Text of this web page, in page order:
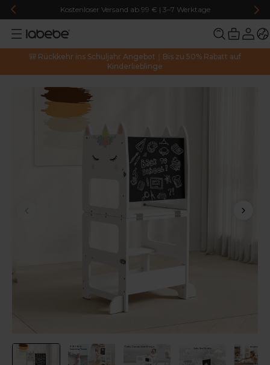
Kostenloser Versand ab 99 € | 3–7 Werktage
🎒 Rückkehr ins Schuljahr Angebot｜Bis zu 50% Rabatt auf
Kinderlieblinge